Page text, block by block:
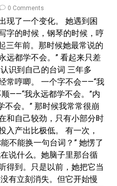
0 Comments
现了一个变化。 她遇到困
字的时候，钢琴的时候，哼
三年前。那时候她最常说的
远都学不会。” 看起来只差
识到自己的台词 三年多
常哼唧。 一个字不会——“我
——“我永远都学不会。”内
会。” 那时候我常常很崩
和自己较劲，只有小部分时
入产出比极低。 有一次，
不能换一句台词？” 她愣了
说什么。她脑子里那台循
得到。只是以前，她把它当
有立刻消失。但它开始慢